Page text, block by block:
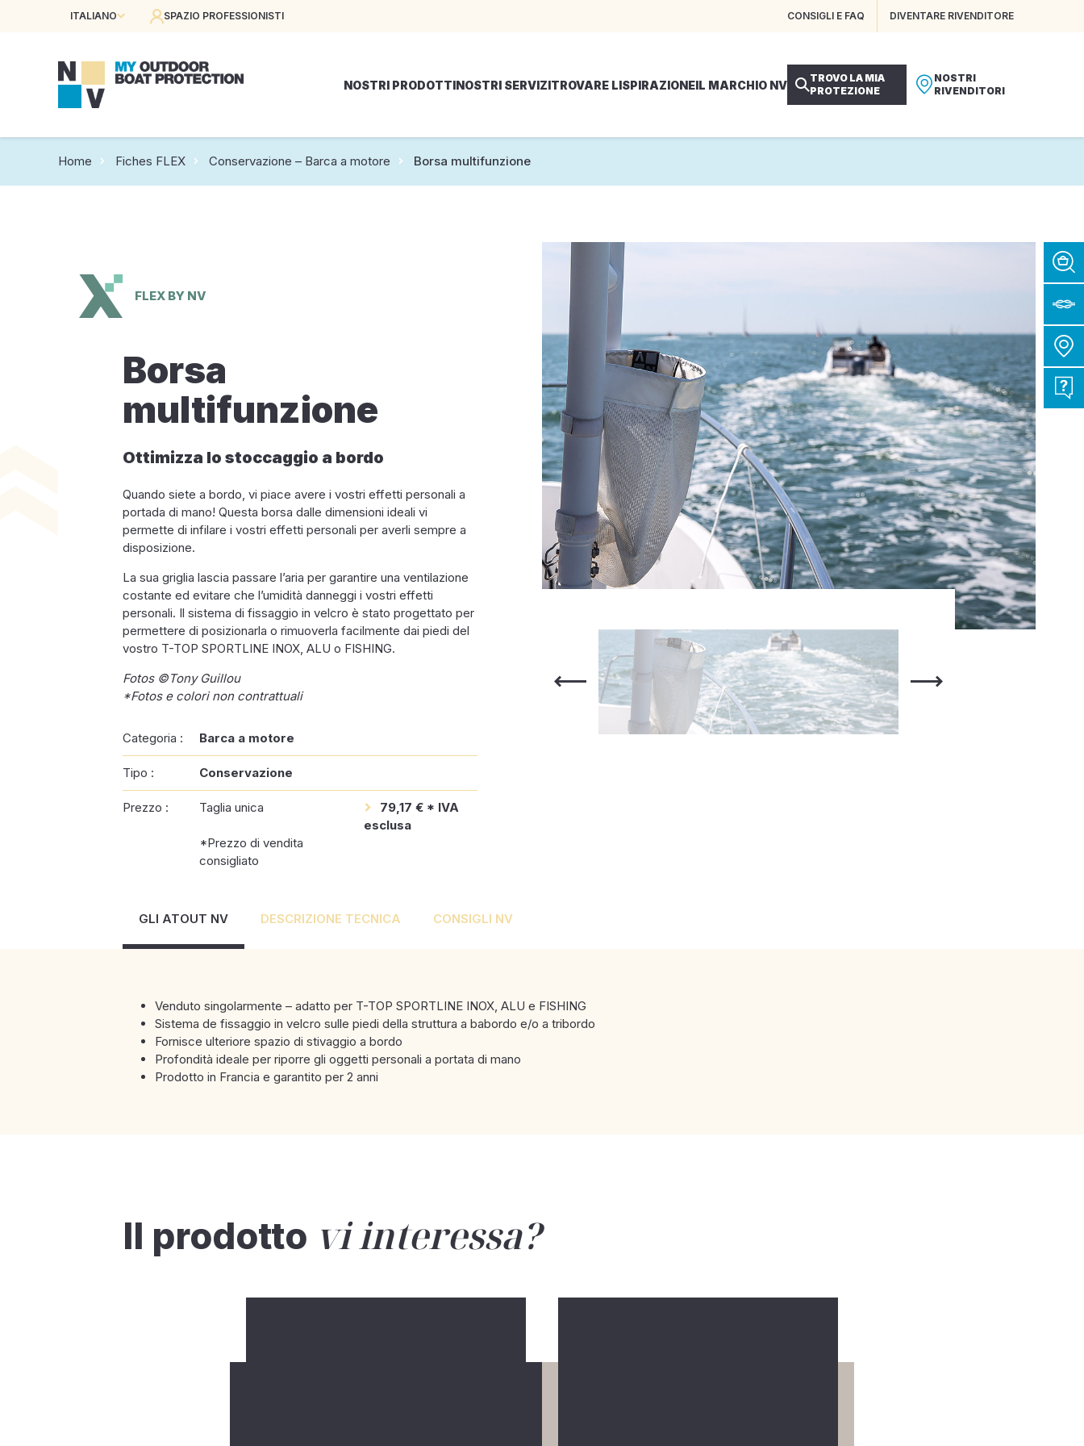
ITALIANO SPAZIO PROFESSIONISTI CONSIGLI E FAQ DIVENTARE RIVENDITORE
NOSTRI PRODOTTINOSTRI SERVIZITROVARE LISPIRAZIONEIL MARCHIO NV
TROVO LA MIA
PROTEZIONE
NOSTRI
RIVENDITORI
Home Fiches FLEX Conservazione – Barca a motore Borsa multifunzione
FLEX BY NV
Borsa
multifunzione
Ottimizza lo stoccaggio a bordo
Quando siete a bordo, vi piace avere i vostri effetti personali a
portada di mano! Questa borsa dalle dimensioni ideali vi
permette di infilare i vostri effetti personali per averli sempre a
disposizione.
La sua griglia lascia passare l’aria per garantire una ventilazione
costante ed evitare che l’umidità danneggi i vostri effetti
personali. Il sistema di fissaggio in velcro è stato progettato per
permettere di posizionarla o rimuoverla facilmente dai piedi del
vostro T-TOP SPORTLINE INOX, ALU o FISHING.
Fotos ©Tony Guillou
*Fotos e colori non contrattuali
Categoria : Barca a motore
Tipo : Conservazione
Prezzo : Taglia unica
79,17 € * IVA
esclusa
*Prezzo di vendita
consigliato
GLI ATOUT NV DESCRIZIONE TECNICA CONSIGLI NV
Venduto singolarmente – adatto per T-TOP SPORTLINE INOX, ALU e FISHING
Sistema de fissaggio in velcro sulle piedi della struttura a babordo e/o a tribordo
Fornisce ulteriore spazio di stivaggio a bordo
Profondità ideale per riporre gli oggetti personali a portata di mano
Prodotto in Francia e garantito per 2 anni
Il prodotto vi interessa?